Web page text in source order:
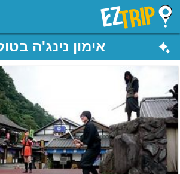
EZTrip
אימון נינג'ה